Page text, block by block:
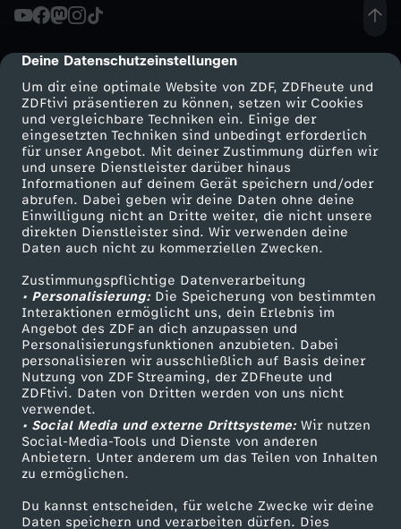
cmp-dialog-description
Deine Datenschutzeinstellungen
Um dir eine optimale Website von ZDF, ZDFheute und
ZDFtivi präsentieren zu können, setzen wir Cookies
und vergleichbare Techniken ein. Einige der
eingesetzten Techniken sind unbedingt erforderlich
für unser Angebot. Mit deiner Zustimmung dürfen wir
und unsere Dienstleister darüber hinaus
Informationen auf deinem Gerät speichern und/oder
abrufen. Dabei geben wir deine Daten ohne deine
Einwilligung nicht an Dritte weiter, die nicht unsere
direkten Dienstleister sind. Wir verwenden deine
Daten auch nicht zu kommerziellen Zwecken.
Zustimmungspflichtige Datenverarbeitung
• Personalisierung:Die Speicherung von bestimmten
Interaktionen ermöglicht uns, dein Erlebnis im
Angebot des ZDF an dich anzupassen und
Personalisierungsfunktionen anzubieten. Dabei
personalisieren wir ausschließlich auf Basis deiner
Nutzung von ZDF Streaming, der ZDFheute und
ZDFtivi. Daten von Dritten werden von uns nicht
verwendet.
• Social Media und externe Drittsysteme:Wir nutzen
Social-Media-Tools und Dienste von anderen
Anbietern. Unter anderem um das Teilen von Inhalten
zu ermöglichen.
Du kannst entscheiden, für welche Zwecke wir deine
Daten speichern und verarbeiten dürfen. Dies
l
o
s
g
l
ü
c
k
l
i
c
h
Mehr ZDF
ZDF-Apps
Smart TV
ZDFtext
Livestreams
Sendungen A-Z
TV-Programm
Service
ZDFmitreden
Kontakt zum ZDF
Tickets
Zuschauerservice
Hilfe
ZDF Unternehmen
Karriere
ZDF goes Schule